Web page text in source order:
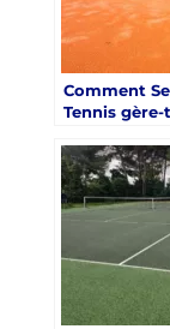
Comment
Tennis
lors d’une
court de
tropez ?